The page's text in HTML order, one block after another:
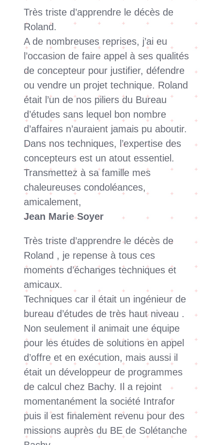
Très triste d’apprendre le décès de
Roland.
A de nombreuses reprises, j’ai eu
l’occasion de faire appel à ses qualités
de concepteur pour justifier, défendre
ou vendre un projet technique. Roland
était l’un de nos piliers du Bureau
d’études sans lequel bon nombre
d’affaires n’auraient jamais pu aboutir.
Dans nos techniques, l’expertise des
concepteurs est un atout essentiel.
Transmettez à sa famille mes
chaleureuses condoléances,
amicalement,
Jean Marie Soyer
Très triste d’apprendre le décès de
Roland , je repense à tous ces
moments d’échanges techniques et
amicaux.
Techniques car il était un ingénieur de
bureau d’études de très haut niveau .
Non seulement il animait une équipe
pour les études de solutions en appel
d’offre et en exécution, mais aussi il
était un développeur de programmes
de calcul chez Bachy. Il a rejoint
momentanément la société Intrafor
puis il est finalement revenu pour des
missions auprès du BE de Solétanche